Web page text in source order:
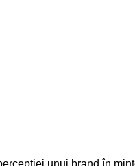
unui brand în